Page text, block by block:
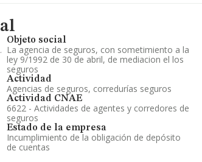
Objeto social
La agencia de seguros, con sometimiento a la
ley 9/1992 de 30 de abril, de mediacion el los
seguros
Actividad
Agencias de seguros, corredurías seguros
Actividad CNAE
6622 - Actividades de agentes y corredores de
seguros
Estado de la empresa
Incumplimiento de la obligación de depósito
de cuentas